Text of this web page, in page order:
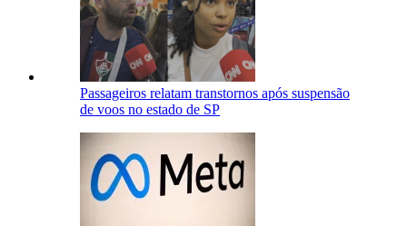
Passageiros relatam transtornos após suspensão
de voos no estado de SP